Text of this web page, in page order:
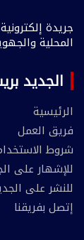
جريدة
المحلية
الجديد
الرئيسية
فريق العمل
شروط
للإشهار على
للنشر على
إتصل بفريقنا